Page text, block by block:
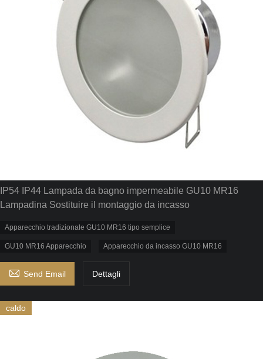
IP54 IP44 Lampada da bagno impermeabile GU10 MR16
Lampadina Sostituire il montaggio da incasso
Apparecchio tradizionale GU10 MR16 tipo semplice
GU10 MR16 Apparecchio Apparecchio da incasso GU10 MR16
 Send Email Dettagli
caldo